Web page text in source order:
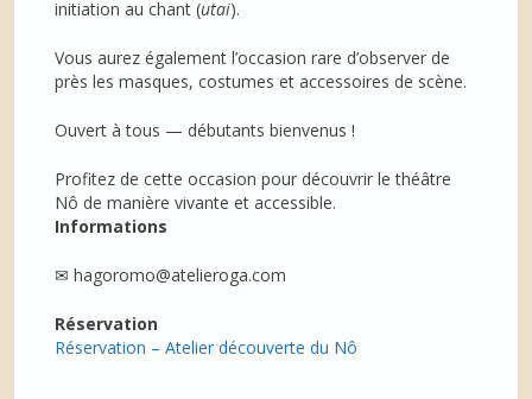
initiation au chant (utai).
Vous aurez également l’occasion rare d’observer de
près les masques, costumes et accessoires de scène.
Ouvert à tous — débutants bienvenus !
Profitez de cette occasion pour découvrir le théâtre
Nô de manière vivante et accessible.
Informations
✉ hagoromo@atelieroga.com
Réservation
Réservation – Atelier découverte du Nô